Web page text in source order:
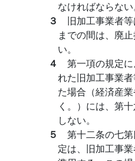
なければならない
３ 旧加工事業者
までの間は、廃
い。
４ 第一項の規定
れた旧加工事業
た場合（経済産
く。）には、第
しない。
５ 第十二条の七
定は、旧加工事